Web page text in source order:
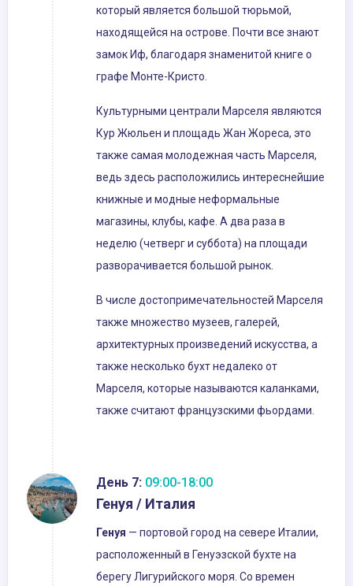
который является большой тюрьмой,
находящейся на острове. Почти все знают
замок Иф, благодаря знаменитой книге о
графе Монте-Кристо.
Культурными централи Марселя являются
Кур Жюльен и площадь Жан Жореса, это
также самая молодежная часть Марселя,
ведь здесь расположились интереснейшие
книжные и модные неформальные
магазины, клубы, кафе. А два раза в
неделю (четверг и суббота) на площади
разворачивается большой рынок.
В числе достопримечательностей Марселя
также множество музеев, галерей,
архитектурных произведений искусства, а
также несколько бухт недалеко от
Марселя, которые называются каланками,
также считают французскими фьордами.
День 7: 09:00-18:00
Генуя / Италия
Генуя — портовой город на севере Италии,
расположенный в Генуэзской бухте на
берегу Лигурийского моря. Со времен